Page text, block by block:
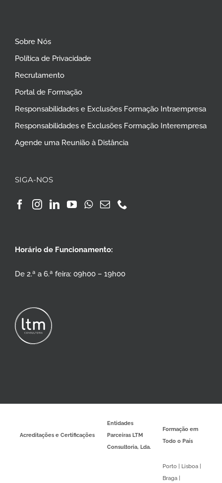
Sobre Nós
Política de Privacidade
Recrutamento
Portal de Formação
Responsabilidades e Exclusões Formação Intraempresa
Responsabilidades e Exclusões Formação Interempresa
Agende uma Reunião à Distância
SIGA-NOS
Horário de Funcionamento:
De 2.ª a 6.ª feira: 09h00 – 19h00
Acreditações e Certificações
Entidades
Parceiras LTM
Consultoria, Lda.
Formação em
Todo o País
Porto | Lisboa |
Braga |